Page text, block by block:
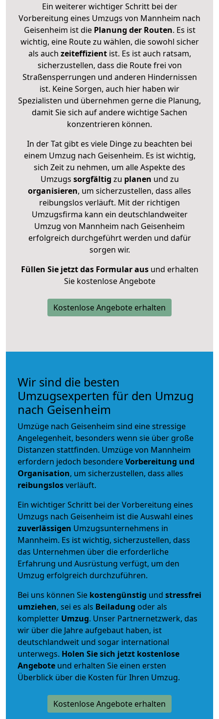
Ein weiterer wichtiger Schritt bei der
Vorbereitung eines Umzugs von Mannheim nach
Geisenheim ist diePlanung der Routen. Es ist
wichtig, eine Route zu wählen, die sowohl sicher
als auch zeiteffizientist. Es ist auch ratsam,
sicherzustellen, dass die Route frei von
Straßensperrungen und anderen Hindernissen
ist. Keine Sorgen, auch hier haben wir
Spezialisten und übernehmen gerne die Planung,
damit Sie sich auf andere wichtige Sachen
konzentrieren können.
In der Tat gibt es viele Dinge zu beachten bei
einem Umzug nach Geisenheim. Es ist wichtig,
sich Zeit zu nehmen, um alle Aspekte des
Umzugs sorgfältig zu planen und zu
organisieren, um sicherzustellen, dass alles
reibungslos verläuft. Mit der richtigen
Umzugsfirma kann ein deutschlandweiter
Umzug von Mannheim nach Geisenheim
erfolgreich durchgeführt werden und dafür
sorgen wir.
Füllen Sie jetzt das Formular ausund erhalten
Sie kostenlose Angebote
Kostenlose Angebote erhalten
Wir sind die besten
Umzugsexperten für den Umzug
nach Geisenheim
Umzüge nach Geisenheim sind eine stressige
Angelegenheit, besonders wenn sie über große
Distanzen stattfinden. Umzüge von Mannheim
erfordern jedoch besondereVorbereitung und
Organisation, um sicherzustellen, dass alles
reibungslosverläuft.
Ein wichtiger Schritt bei der Vorbereitung eines
Umzugs nach Geisenheim ist die Auswahl eines
zuverlässigen Umzugsunternehmens in
Mannheim. Es ist wichtig, sicherzustellen, dass
das Unternehmen über die erforderliche
Erfahrung und Ausrüstung verfügt, um den
Umzug erfolgreich durchzuführen.
Bei uns können Sie kostengünstig und stressfrei
umziehen, sei es als Beiladung oder als
kompletter Umzug. Unser Partnernetzwerk, das
wir über die Jahre aufgebaut haben, ist
deutschlandweit und sogar international
unterwegs. Holen Sie sich jetzt kostenlose
Angebote und erhalten Sie einen ersten
Überblick über die Kosten für Ihren Umzug.
Kostenlose Angebote erhalten